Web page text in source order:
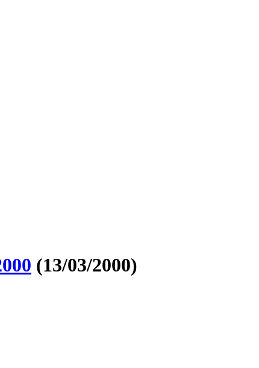
(13/03/2000)